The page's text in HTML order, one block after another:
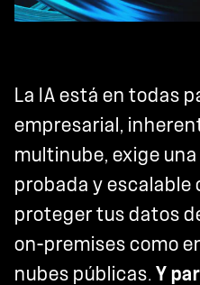
La IA está en todas
empresarial,
multinube, exige
probada y escalable
proteger tus datos
on-premises como
nubes públicas. Y